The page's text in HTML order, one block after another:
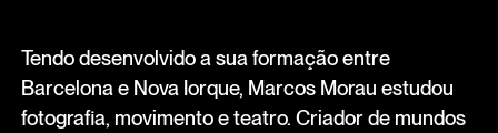
Tendo desenvolvido a sua formação entre
Barcelona e Nova Iorque, Marcos Morau estudou
fotografia, movimento e teatro. Criador de mundos